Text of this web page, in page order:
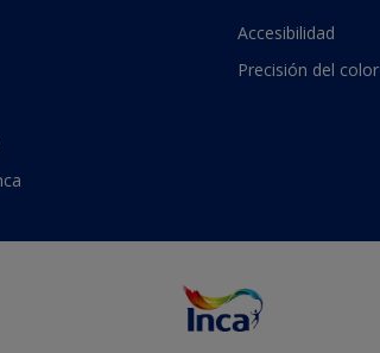
Accesibilidad
Precisión del color